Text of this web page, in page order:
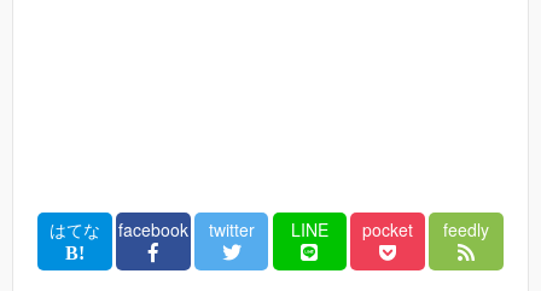
はてな facebook twitter LINE pocket feedly